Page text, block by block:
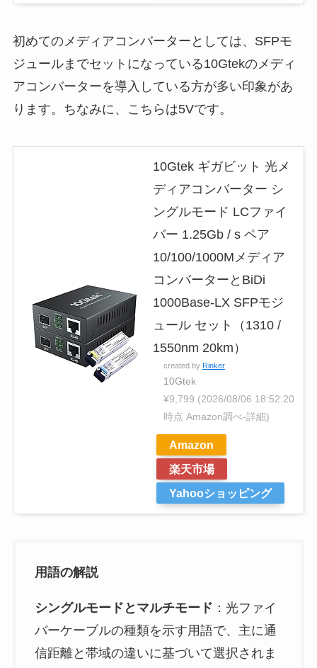
初めてのメディアコンバーターとしては、SFPモ
ジュールまでセットになっている10Gtekのメディ
アコンバーターを導入している方が多い印象があ
ります。ちなみに、こちらは5Vです。
10Gtek ギガビット 光メ
ディアコンバーター シ
ングルモード LCファイ
バー 1.25Gb / s ペア
10/100/1000Mメディア
コンバーターとBiDi
1000Base-LX SFPモジ
ュール セット（1310 /
1550nm 20km）
created by Rinker
10Gtek
¥9,799 (2026/08/06 18:52:20
時点 Amazon調べ-詳細)
Amazon
楽天市場
Yahooショッピング
用語の解説
シングルモードとマルチモード ：光ファイ
バーケーブルの種類を示す用語で、主に通
信距離と帯域の違いに基づいて選択されま